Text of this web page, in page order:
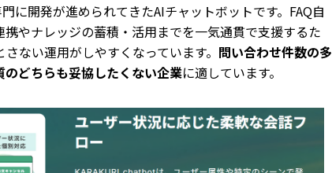
に開発が進められてきたAIチャットボットです。FAQ自
やナレッジの蓄積・活用までを一気通貫で支援するた
ない運用がしやすくなっています。 問い合わせ件数の多
どちらも妥協したくない企業に適しています。